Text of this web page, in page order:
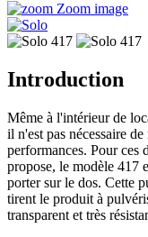
Zoom image
Introduction
Même à l'intérieur de
il n'est pas nécessaire
performances. Pour ces
propose, le modèle 417
porter sur le dos. Cette
tirent le produit à
transparent et très